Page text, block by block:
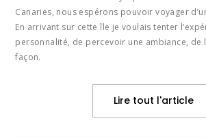
Canaries, nous espérons pouvoir voyager
En arrivant sur cette île je voulais tenter
personnalité, de percevoir une ambiance, de
façon.
Lire tout l'article